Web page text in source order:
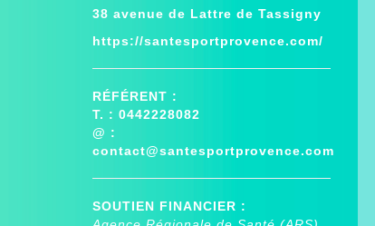
38 avenue de Lattre de Tassigny
https://santesportprovence.com/
RÉFÉRENT :
T. : 0442228082
@ :
contact@santesportprovence.com
SOUTIEN FINANCIER :